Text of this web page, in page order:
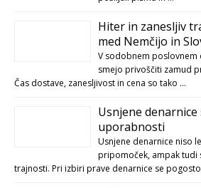
Hiter in zanesljiv
med Nemčijo in
V sodobnem poslovnem
smejo privoščiti zamud
Čas dostave, zanesljivost in cena so tako …
Usnjene
uporabnosti
Usnjene denarnice niso
pripomoček, ampak tudi
trajnosti. Pri izbiri prave denarnice se